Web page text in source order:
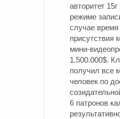
авторитет
режиме
случае время
присутствия
мини-
1.500.000$.
получил все
человек по
6 патронов